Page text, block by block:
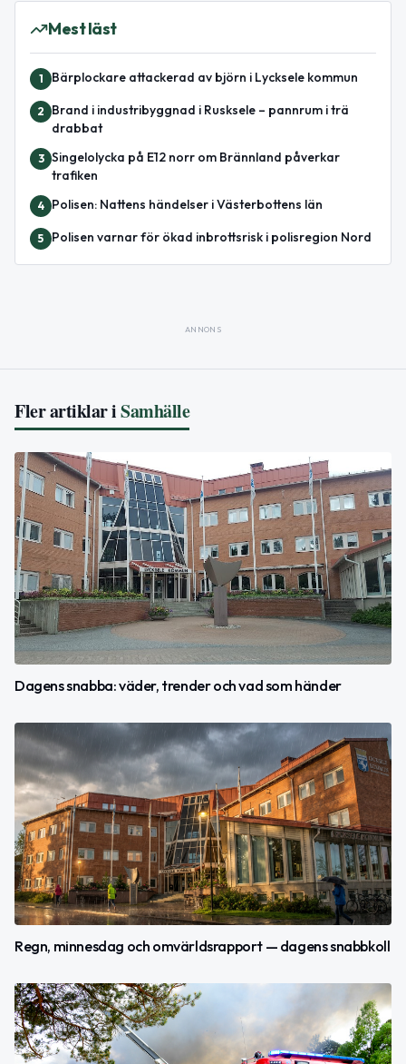
Mest läst
1 Bärplockare attackerad av björn i Lycksele kommun
2
Brand i industribyggnad i Rusksele – pannrum i trä
drabbat
3 Singelolycka på E12 norr om Brännland påverkar
trafiken
4 Polisen: Nattens händelser i Västerbottens län
5 Polisen varnar för ökad inbrottsrisk i polisregion Nord
ANNONS
Fler artiklar iSamhälle
Dagens snabba: väder, trender och vad som händer
Regn, minnesdag och omvärldsrapport — dagens snabbkoll